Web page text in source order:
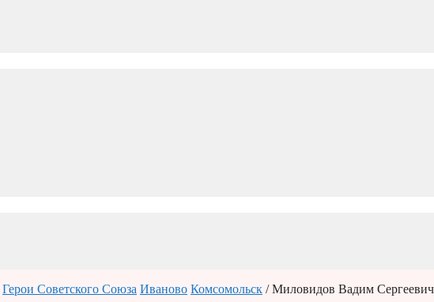
Герои Советского Союза Иваново Комсомольск / Миловидов Вадим Сергеевич